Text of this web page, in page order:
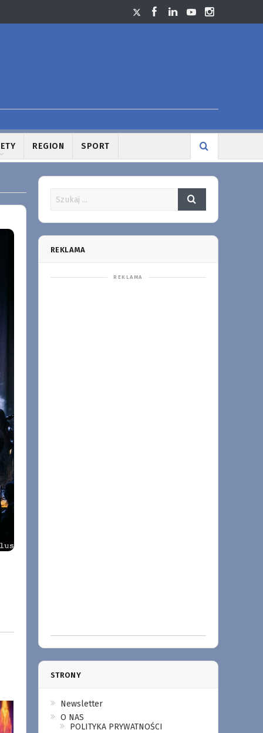
REGION SPORT
REKLAMA
STRONY
Newsletter
O NAS
POLITYKA PRYWATNOŚCI